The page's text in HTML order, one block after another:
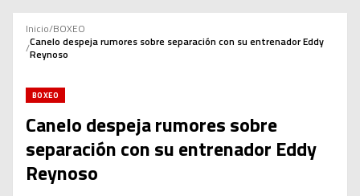
Inicio/BOXEO
/Canelo despeja rumores sobre separación con su entrenador Eddy
Reynoso
BOXEO
Canelo despeja rumores sobre
separación con su entrenador Eddy
Reynoso